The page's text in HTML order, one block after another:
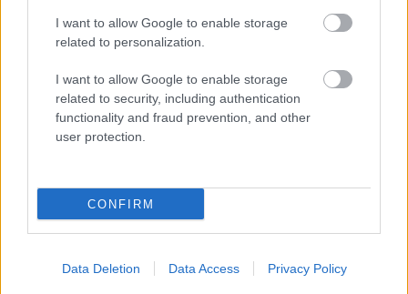
I want to allow Google to enable storage
related to personalization.
I want to allow Google to enable storage
related to security, including authentication
functionality and fraud prevention, and other
user protection.
CONFIRM
Data Deletion Data Access Privacy Policy
oldalán található Excerpt From My Secret Garden
hosszabb verziója, amely a rendkívül katonás
címet viseli.…